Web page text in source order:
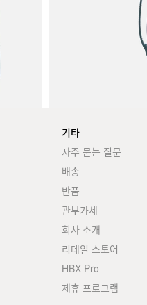
기타
자주 묻는 질문
배송
반품
관부가세
회사 소개
리테일 스토어
HBX Pro
제휴 프로그램